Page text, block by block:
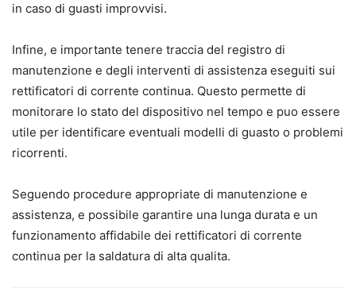
in caso di guasti improvvisi.
Infine, e importante tenere traccia del registro di
manutenzione e degli interventi di assistenza eseguiti sui
rettificatori di corrente continua. Questo permette di
monitorare lo stato del dispositivo nel tempo e puo essere
utile per identificare eventuali modelli di guasto o problemi
ricorrenti.
Seguendo procedure appropriate di manutenzione e
assistenza, e possibile garantire una lunga durata e un
funzionamento affidabile dei rettificatori di corrente
continua per la saldatura di alta qualita.